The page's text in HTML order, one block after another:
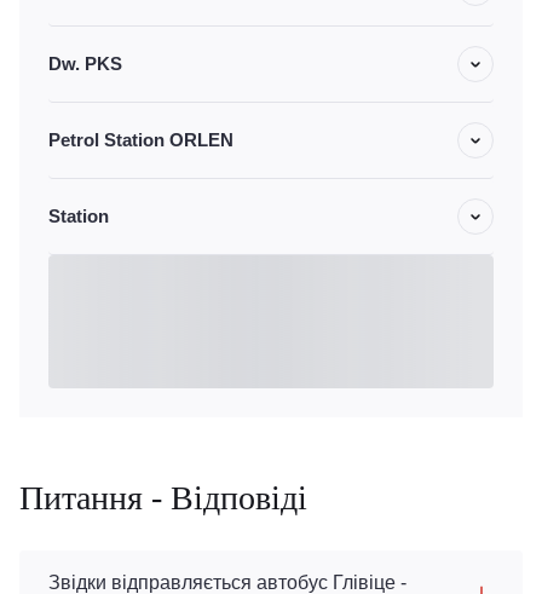
Dw. PKS
Petrol Station ORLEN
Station
Питання - Відповіді
Звідки відправляється автобус Глівіце -